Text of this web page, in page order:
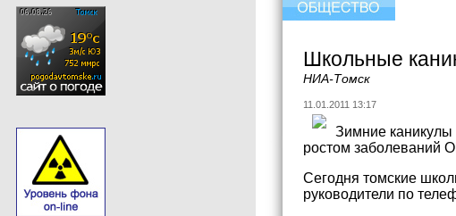
Школьные
НИА-Томск
11.01.2011 13:17
Зимние
ростом заболеваний
Сегодня томские
руководители по